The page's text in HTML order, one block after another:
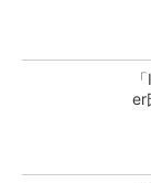
er